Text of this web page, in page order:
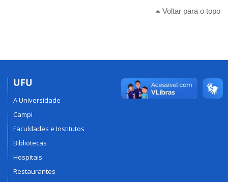
Voltar para o topo
UFU
A Universidade
Campi
Faculdades e Institutos
Bibliotecas
Hospitais
Restaurantes